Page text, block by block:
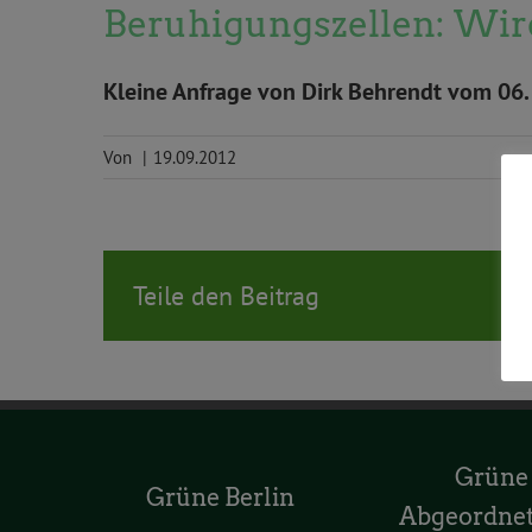
Beruhigungszellen:
Kleine Anfrage von Dirk Behrendt vom
Von | 19.09.2012
Teile den Beitrag
Grüne Berlin